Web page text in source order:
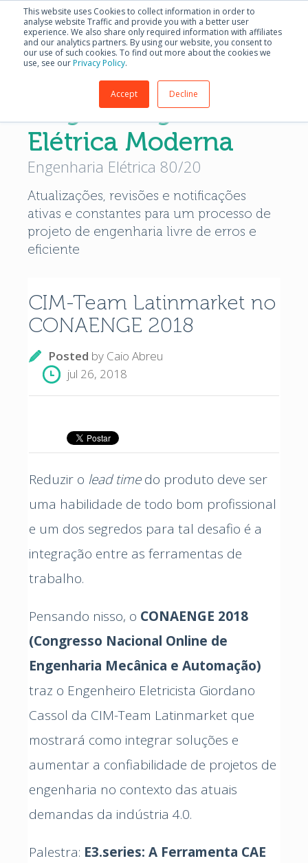
This website uses Cookies to collect information in order to
analyse website Traffic and provide you with a better user
experience. We also share only required information with affiliates
and our analytics partners. By using our website, you consent to
our use of such cookies. To find out more about the cookies we
use, see ourPrivacy Policy.
Accept Decline
Blog de Engenharia
Elétrica Moderna
Engenharia Elétrica 80/20
Atualizações, revisões e notificações
ativas e constantes para um processo de
projeto de engenharia livre de erros e
eficiente
CIM-Team Latinmarket no
CONAENGE 2018
Posted by Caio Abreu
jul 26, 2018
Reduzir o lead timedo produto deve ser
uma habilidade de todo bom profissional
e um dos segredos para tal desafio é a
integração entre as ferramentas de
trabalho.
Pensando nisso, o CONAENGE 2018
(Congresso Nacional Online de
Engenharia Mecânica e Automação)
traz o Engenheiro Eletricista Giordano
Cassol da CIM-Team Latinmarket que
mostrará como integrar soluções e
aumentar a confiabilidade de projetos de
engenharia no contexto das atuais
demandas da indústria 4.0.
Palestra: E3.series: A Ferramenta CAE